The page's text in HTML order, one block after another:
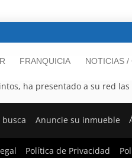
FRANQUICIA NOTICIAS /
ha presentado a su red las
Anuncie su inmueble
Política de Privacidad